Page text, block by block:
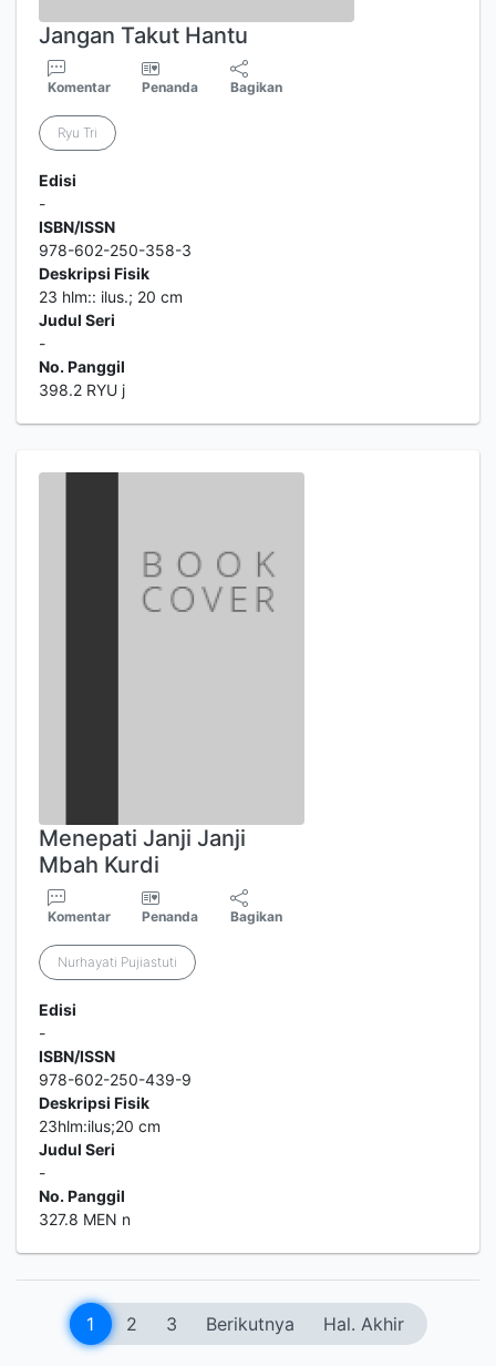
Jangan Takut Hantu
Komentar Penanda Bagikan
Ryu Tri
Edisi
-
ISBN/ISSN
978-602-250-358-3
Deskripsi Fisik
23 hlm:: ilus.; 20 cm
Judul Seri
-
No. Panggil
398.2 RYU j
Menepati Janji Janji
Mbah Kurdi
Komentar Penanda Bagikan
Nurhayati Pujiastuti
Edisi
-
ISBN/ISSN
978-602-250-439-9
Deskripsi Fisik
23hlm:ilus;20 cm
Judul Seri
-
No. Panggil
327.8 MEN n
1 2 3 Berikutnya Hal. Akhir